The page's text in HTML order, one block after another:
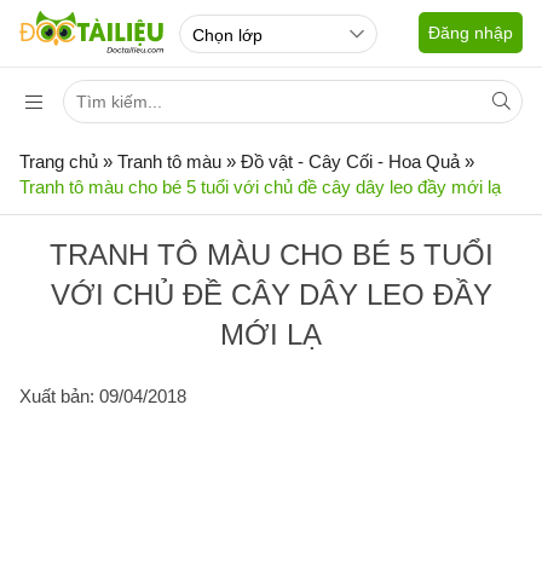
Đăng nhập
Trang chủ » Tranh tô màu » Đồ vật - Cây Cối - Hoa Quả »
Tranh tô màu cho bé 5 tuổi với chủ đề cây dây leo đầy mới lạ
TRANH TÔ MÀU CHO BÉ 5 TUỔI
VỚI CHỦ ĐỀ CÂY DÂY LEO ĐẦY
MỚI LẠ
Xuất bản: 09/04/2018